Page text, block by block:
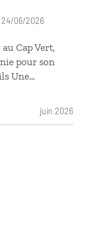
avec de
pour les
pour
Cap Vert,
GPS
Capverdiens
juin 2026
24/06/2026